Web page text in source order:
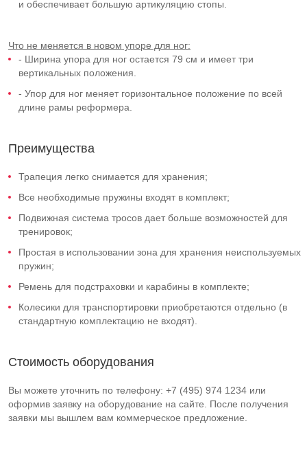
и обеспечивает большую артикуляцию стопы.
Что не меняется в новом упоре для ног:
- Ширина упора для ног остается 79 см и имеет три
вертикальных положения.
- Упор для ног меняет горизонтальное положение по всей
длине рамы реформера.
Преимущества
Трапеция легко снимается для хранения;
Все необходимые пружины входят в комплект;
Подвижная система тросов дает больше возможностей для
тренировок;
Простая в использовании зона для хранения неиспользуемых
пружин;
Ремень для подстраховки и карабины в комплекте;
Колесики для транспортировки приобретаются отдельно (в
стандартную комплектацию не входят).
Стоимость оборудования
Вы можете уточнить по телефону: +7 (495) 974 1234 или
оформив заявку на оборудование на сайте. После получения
заявки мы вышлем вам коммерческое предложение.